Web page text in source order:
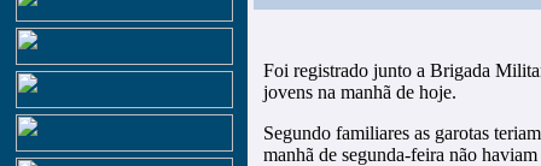
Foi registrado junto a Brigada
jovens na manhã de hoje.
Segundo familiares as garotas
manhã de segunda-feira não